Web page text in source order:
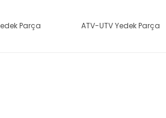
Parça ATV-UTV Yedek Parça